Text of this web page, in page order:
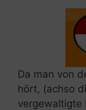
Da man von
hört, (achso
vergewaltigte